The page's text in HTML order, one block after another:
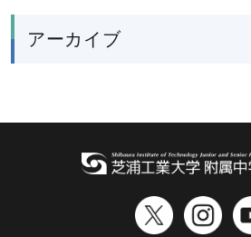
アーカイブ